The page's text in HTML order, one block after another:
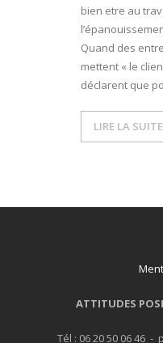
- L'intelligence
COACHING et CONSULTING
- Coaching
bien etre au
Quand des
mettent « le
déclarent que
LIRE LA
ATTITUDES
Tél : 06 20 50 06 46